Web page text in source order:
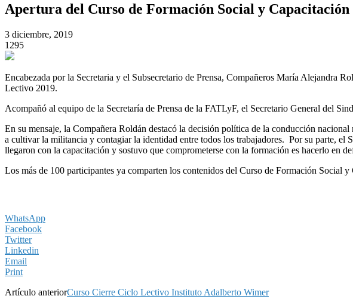
Apertura del Curso de Formación Social y Capacitación
3 diciembre, 2019
1295
Encabezada por la Secretaria y el Subsecretario de Prensa, Compañeros María Alejandra
Lectivo 2019.
Acompañó al equipo de la Secretaría de Prensa de la FATLyF, el Secretario General del
En su mensaje, la Compañera Roldán destacó la decisión política de la conducción
a cultivar la militancia y contagiar la identidad entre todos los trabajadores. Por su parte, el
llegaron con la capacitación y sostuvo que comprometerse con la formación es hacerlo en
Los más de 100 participantes ya comparten los contenidos del Curso de Formación Social
WhatsApp
Facebook
Twitter
Linkedin
Email
Print
Artículo anteriorCurso Cierre Ciclo Lectivo Instituto Adalberto Wimer